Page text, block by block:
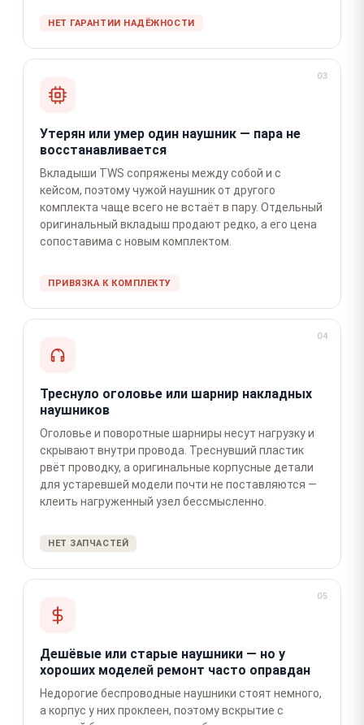
НЕТ ГАРАНТИИ НАДЁЖНОСТИ
03
Утерян или умер один наушник — пара не
восстанавливается
Вкладыши TWS сопряжены между собой и с
кейсом, поэтому чужой наушник от другого
комплекта чаще всего не встаёт в пару. Отдельный
оригинальный вкладыш продают редко, а его цена
сопоставима с новым комплектом.
ПРИВЯЗКА К КОМПЛЕКТУ
04
Треснуло оголовье или шарнир накладных
наушников
Оголовье и поворотные шарниры несут нагрузку и
скрывают внутри провода. Треснувший пластик
рвёт проводку, а оригинальные корпусные детали
для устаревшей модели почти не поставляются —
клеить нагруженный узел бессмысленно.
НЕТ ЗАПЧАСТЕЙ
05
Дешёвые или старые наушники — но у
хороших моделей ремонт часто оправдан
Недорогие беспроводные наушники стоят немного,
а корпус у них проклеен, поэтому вскрытие с